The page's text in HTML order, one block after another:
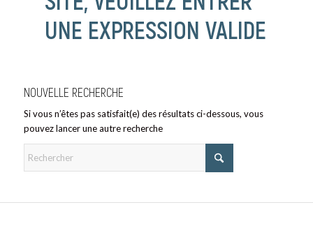
UNE EXPRESSION VALIDE
NOUVELLE RECHERCHE
Si vous n’êtes pas satisfait(e) des résultats ci-dessous, vous
pouvez lancer une autre recherche